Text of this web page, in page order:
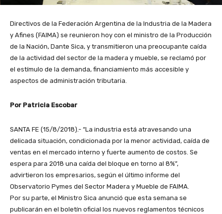
Directivos de la Federación Argentina de la Industria de la Madera
y Afines (FAIMA) se reunieron hoy con el ministro de la Producción
de la Nación, Dante Sica, y transmitieron una preocupante caída
de la actividad del sector de la madera y mueble, se reclamó por
el estímulo de la demanda, financiamiento más accesible y
aspectos de administración tributaria.
Por Patricia Escobar
SANTA FE (15/8/2018).- “La industria está atravesando una
delicada situación, condicionada por la menor actividad, caída de
ventas en el mercado interno y fuerte aumento de costos. Se
espera para 2018 una caída del bloque en torno al 8%”,
advirtieron los empresarios, según el último informe del
Observatorio Pymes del Sector Madera y Mueble de FAIMA.
Por su parte, el Ministro Sica anunció que esta semana se
publicarán en el boletín oficial los nuevos reglamentos técnicos